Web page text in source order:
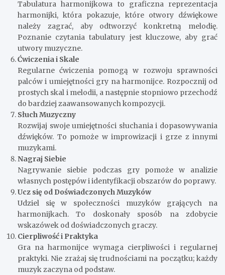
Tabulatura harmonijkowa to graficzna reprezentacja
harmonijki, która pokazuje, które otwory dźwiękowe
należy zagrać, aby odtworzyć konkretną melodię.
Poznanie czytania tabulatury jest kluczowe, aby grać
utwory muzyczne.
Ćwiczenia i Skale
Regularne ćwiczenia pomogą w rozwoju sprawności
palców i umiejętności gry na harmonijce. Rozpocznij od
prostych skal i melodii, a następnie stopniowo przechodź
do bardziej zaawansowanych kompozycji.
Słuch Muzyczny
Rozwijaj swoje umiejętności słuchania i dopasowywania
dźwięków. To pomoże w improwizacji i grze z innymi
muzykami.
Nagraj Siebie
Nagrywanie siebie podczas gry pomoże w analizie
własnych postępów i identyfikacji obszarów do poprawy.
Ucz się od Doświadczonych Muzyków
Udziel się w społeczności muzyków grających na
harmonijkach. To doskonały sposób na zdobycie
wskazówek od doświadczonych graczy.
Cierpliwość i Praktyka
Gra na harmonijce wymaga cierpliwości i regularnej
praktyki. Nie zrażaj się trudnościami na początku; każdy
muzyk zaczyna od podstaw.